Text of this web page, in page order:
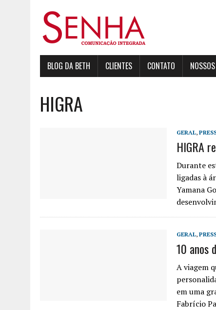
BLOG DA BETH CLIENTES CONTATO
HIGRA
GERAL,
HIGRA
Durante
ligadas à
Yamana
GERAL,
10 anos
A viagem
em uma
Fabrício